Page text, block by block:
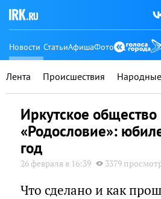
Новости СтатьиАфишаФото
Лента Происшествия Народные
Иркутское общество
«Родословие»:
год
26 февраля в 16:39 3379
Что сделано и как